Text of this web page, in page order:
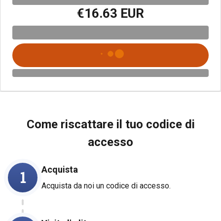
€16.63 EUR
Come riscattare il tuo codice di
accesso
1 Acquista
Acquista da noi un codice di accesso.